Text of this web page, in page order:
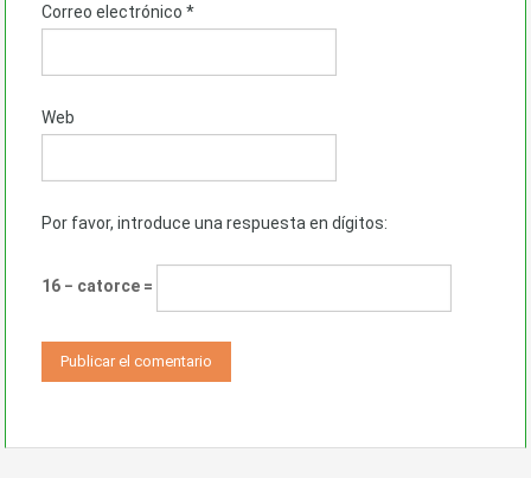
Correo electrónico *
Web
Por favor, introduce una respuesta en dígitos:
16 − catorce =